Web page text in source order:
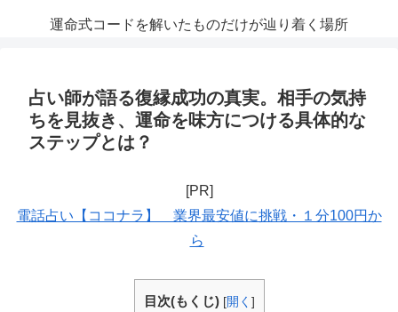
運命式コードを解いたものだけが辿り着く場所
占い師が語る復縁成功の真実。相手の気持
ちを見抜き、運命を味方につける具体的な
ステップとは？
[PR]
電話占い【ココナラ】 業界最安値に挑戦・１分100円か
ら
目次(もくじ) [開く ]